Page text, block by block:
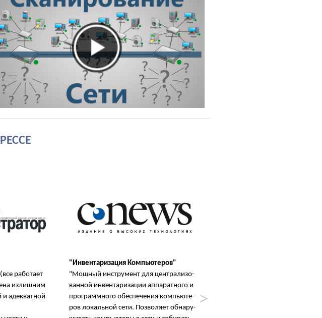
ра­бо­та­ет
из­лиш­ним
аде­кват­ной
"Инвентаризация Компьютеров"
"Мощ­ный ин­ст­ру­мент для цент­ра­ли­зо­
ван­ной ин­вен­та­ри­за­ции ап­па­рат­но­го и
про­грам­м­но­го обес­пе­че­ния ком­пью­те­
ров ло­каль­ной се­ти. По­зво­ля­ет об­на­ру­